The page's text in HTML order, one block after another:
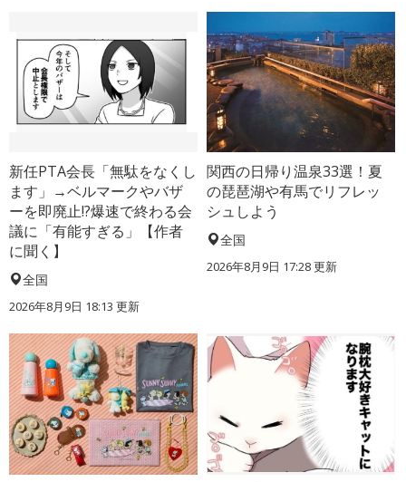
新任PTA会長「無駄をなくし
ます」→ベルマークやバザ
ーを即廃止!?爆速で終わる会
議に「有能すぎる」【作者
に聞く】
全国
2026年8月9日 18:13 更新
関西の日帰り温泉33選！夏
の琵琶湖や有馬でリフレッ
シュしよう
全国
2026年8月9日 17:28更新